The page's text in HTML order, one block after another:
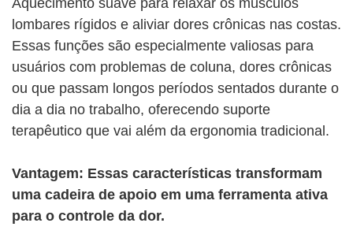
Aquecimento suave para relaxar os músculos
lombares rígidos e aliviar dores crônicas nas costas.
Essas funções são especialmente valiosas para
usuários com problemas de coluna, dores crônicas
ou que passam longos períodos sentados durante o
dia a dia no trabalho, oferecendo suporte
terapêutico que vai além da ergonomia tradicional.
Vantagem: Essas características transformam
uma cadeira de apoio em uma ferramenta ativa
para o controle da dor.